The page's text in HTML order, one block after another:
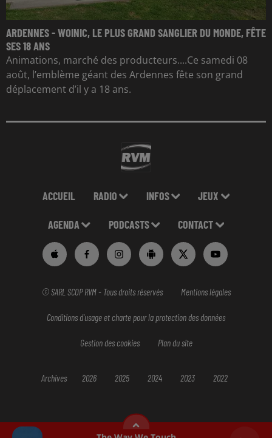
ARDENNES - WOINIC, LE PLUS GRAND SANGLIER DU MONDE, FÊTE
SES 18 ANS
Animations, marché des producteurs....Ce samedi 08
août, l’emblème géant des Ardennes fête son grand
déplacement d’il y a 18 ans.
ACCUEIL RADIO INFOS JEUX
AGENDA PODCASTS CONTACT
© SARL SCOP RVM - Tous droits réservés Mentions légales
Conditions d'usage et charte pour la protection des données
Gestion des cookies Plan du site
Archives 2026 2025 2024 2023 2022